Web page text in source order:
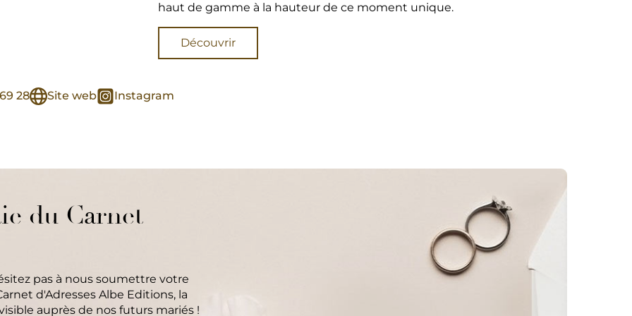
haut de gamme à la hauteur de ce moment unique.
Découvrir
28 Site web Instagram
du Carnet
pas à nous soumettre votre
d'Adresses Albe Editions, la
auprès de nos futurs mariés !